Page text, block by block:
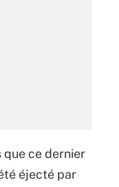
que ce dernier
éjecté par